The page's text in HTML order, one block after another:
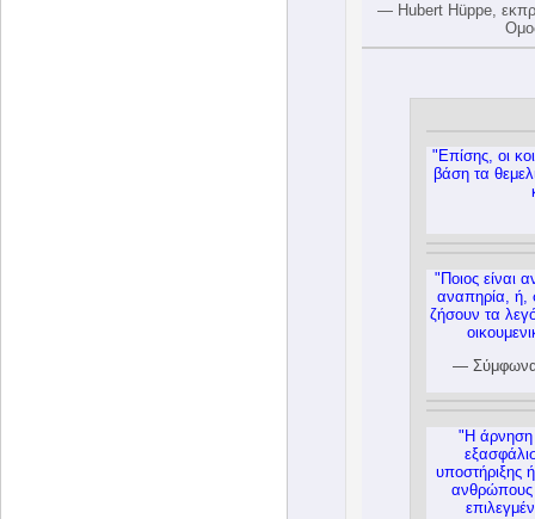
— Hubert Hüppe,
"Επίσης, οι
βάση τα
"Ποιος είναι
αναπηρία, ή,
ζήσουν τα
— Σύμφωνα
"Η άρνηση
υποστήριξης
ανθρώπους